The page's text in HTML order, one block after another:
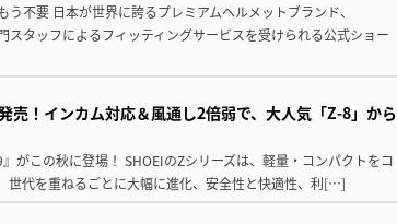
不要 日本が世界に誇るプレミアムヘルメットブランド、
スタッフによるフィッティングサービスを受けられる公式ショー
売！インカム対応＆風通し2倍弱で、大人気「Z-8」から
がこの秋に登場！ SHOEIのZシリーズは、軽量・コンパクトをコ
世代を重ねるごとに大幅に進化、安全性と快適性、利[…]